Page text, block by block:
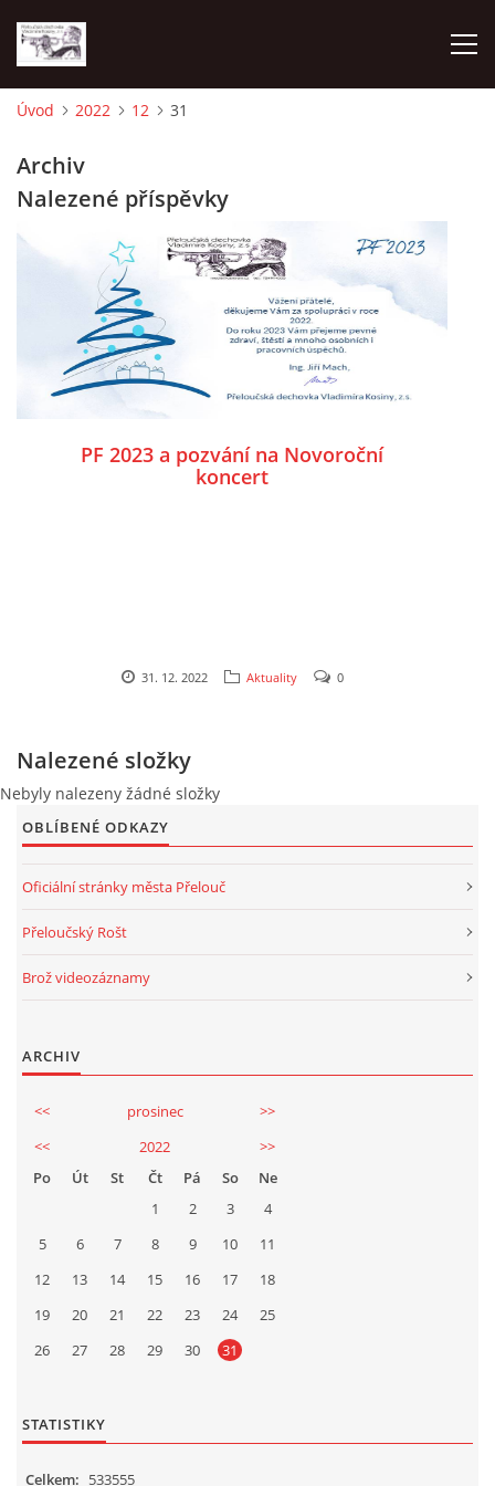
AKTUALITY
NAPSALI O NÁS
KDE NÁS MŮŽETE SLYŠET 2026
KE STAŽENÍ
Přeloučská dechovka Vladimíra Kosiny, z.s.
Úvod 2022 12 31
Archiv
Nalezené příspěvky
PF 2023 a pozvání na Novoroční
koncert
31. 12. 2022 Aktuality 0
Nalezené složky
Nebyly nalezeny žádné složky
OBLÍBENÉ ODKAZY
Oficiální stránky města Přelouč
Přeloučský Rošt
Brož videozáznamy
ARCHIV
<< prosinec
>>
<<
2022
>>
Po
Út St Čt Pá So
Ne
1
2 3
4
5
6 7 8 9 10
11
12
13 14 15 16 17
18
19
20 21 22 23 24
25
26
27 28 29 30 31
STATISTIKY
Celkem: 533555